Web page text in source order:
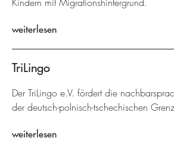
Kindern mit Migrationshintergrund.
weiterlesen
TriLingo
Der TriLingo e.V. fördert die
der deutsch-polnisch-tschechischen
weiterlesen